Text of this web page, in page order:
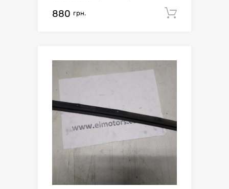
880 грн.